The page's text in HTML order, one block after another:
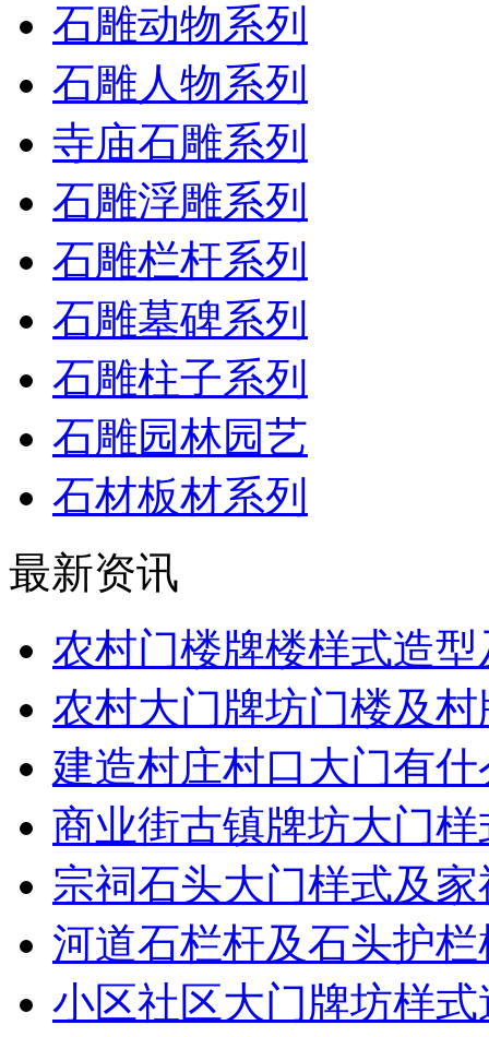
石雕动物系列
石雕人物系列
寺庙石雕系列
石雕浮雕系列
石雕栏杆系列
石雕墓碑系列
石雕柱子系列
石雕园林园艺
石材板材系列
最新资讯
农村门楼牌楼样式造
农村大门牌坊门楼及
建造村庄村口大门有
商业街古镇牌坊大门
宗祠石头大门样式及
河道石栏杆及石头护
小区社区大门牌坊样